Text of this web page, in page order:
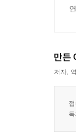
1절.
5장.
1절.
2절.
3절.
만든
저자,